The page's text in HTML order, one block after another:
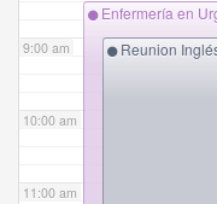
9:00 am
10:00 am
11:00 am
Enfermería en
Reunion